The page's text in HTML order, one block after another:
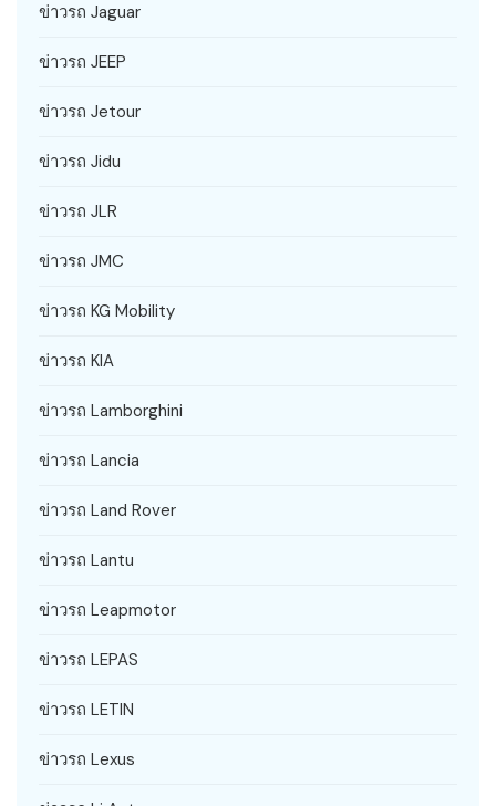
ข่าวรถ Jaguar
ข่าวรถ JEEP
ข่าวรถ Jetour
ข่าวรถ Jidu
ข่าวรถ JLR
ข่าวรถ JMC
ข่าวรถ KG Mobility
ข่าวรถ KIA
ข่าวรถ Lamborghini
ข่าวรถ Lancia
ข่าวรถ Land Rover
ข่าวรถ Lantu
ข่าวรถ Leapmotor
ข่าวรถ LEPAS
ข่าวรถ LETIN
ข่าวรถ Lexus